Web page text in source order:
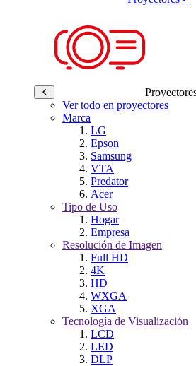
Ver todo en proyectores
Marca
LG
Epson
Samsung
VTA
Predator
Acer
Tipo de Uso
Hogar
Empresa
Resolución de Imagen
Full HD
4K
HD
WXGA
XGA
Tecnología de Visualización
LCD
LED
DLP